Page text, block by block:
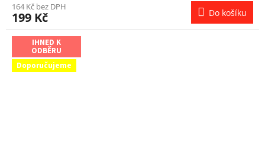
164 Kč bez DPH
199 Kč Do košíku
IHNED K
ODBĚRU
Doporučujeme